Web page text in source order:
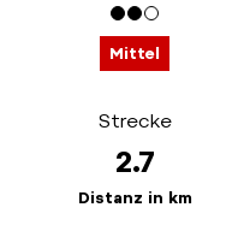
Mittel
Strecke
2.7
Distanz in km